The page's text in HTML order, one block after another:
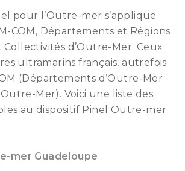
pour l’Outre-mer s’applique
COM, Départements et Régions
d’Outre-Mer. Ceux
ultramarins français, autrefois
(Départements d’Outre-Mer
Mer). Voici une liste des
au dispositif Pinel Outre-mer
mer Guadeloupe